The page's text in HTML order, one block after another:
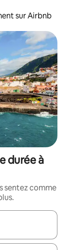
sur Airbnb
durée à
sentez comme
flèches vers le